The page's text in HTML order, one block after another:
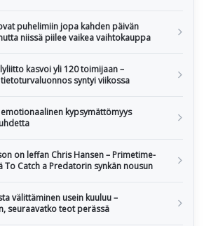
puhelimiin jopa kahden päivän
niissä piilee vaikea vaihtokauppa
kasvoi yli 120 toimijaan –
syntyi viikossa
kypsymättömyys
on leffan Chris Hansen – Primetime-
To Catch a Predatorin synkän nousun
välittäminen usein kuuluu –
seuraavatko teot perässä